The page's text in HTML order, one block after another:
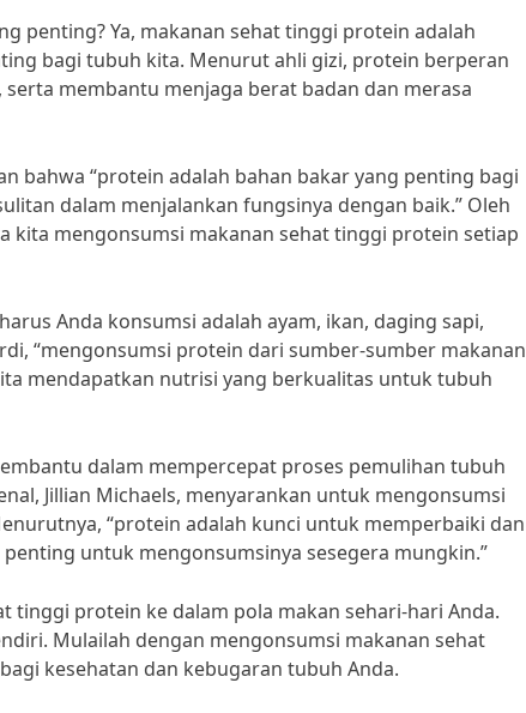
penting? Ya, makanan sehat tinggi protein adalah
bagi tubuh kita. Menurut ahli gizi, protein berperan
membantu menjaga berat badan dan merasa
bahwa “protein adalah bahan bakar yang penting bagi
dalam menjalankan fungsinya dengan baik.” Oleh
mengonsumsi makanan sehat tinggi protein setiap
Anda konsumsi adalah ayam, ikan, daging sapi,
“mengonsumsi protein dari sumber-sumber makanan
mendapatkan nutrisi yang berkualitas untuk tubuh
dalam mempercepat proses pemulihan tubuh
Jillian Michaels, menyarankan untuk mengonsumsi
“protein adalah kunci untuk memperbaiki dan
untuk mengonsumsinya sesegera mungkin.”
tinggi protein ke dalam pola makan sehari-hari Anda.
Mulailah dengan mengonsumsi makanan sehat
kesehatan dan kebugaran tubuh Anda.